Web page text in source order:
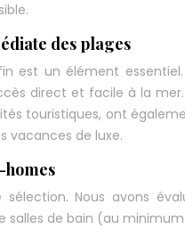
des plages
est un élément
direct et facile à la
touristiques, ont
vacances de luxe.
homes
Nous avons
de bain (au